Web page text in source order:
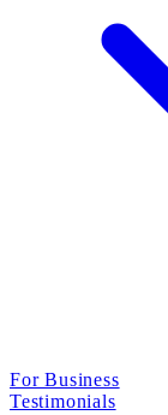
For Business
Testimonials